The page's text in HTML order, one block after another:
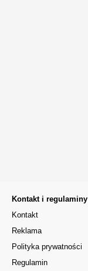
Kontakt i regulaminy
Kontakt
Reklama
Polityka prywatności
Regulamin